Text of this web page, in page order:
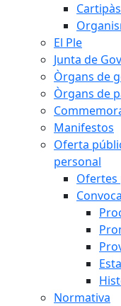
El Ple
Junta de
Òrgans de
Òrgans de
Manifestos
Oferta
personal
Ofertes
Normativa